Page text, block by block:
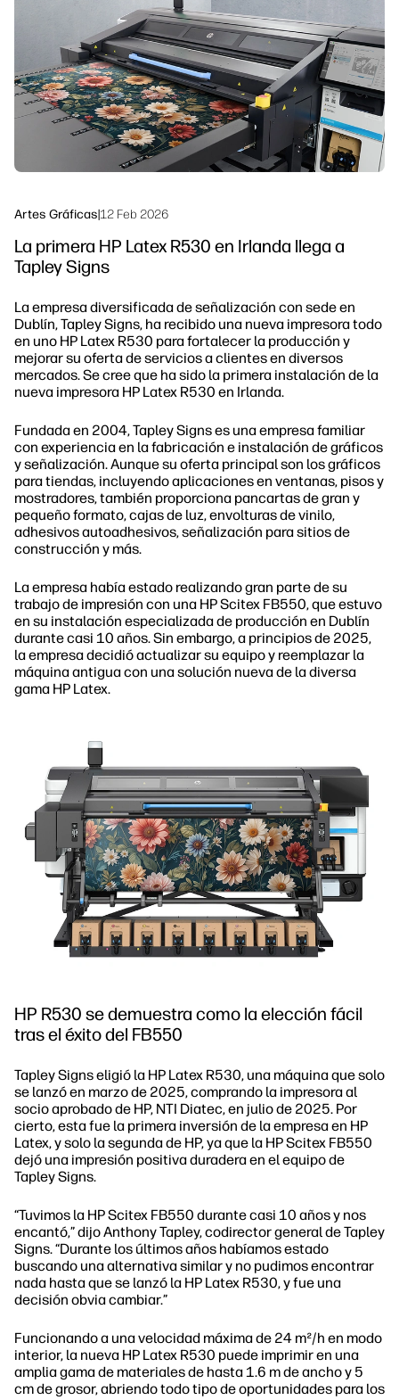
linkedInfacebook
twitteryoutube
Soluciones de flujo de trabajo
Sostenibilidad
Artes Gráficas|12 Feb 2026
La primera HP Latex R530 en Irlanda llega a
Tapley Signs
La empresa diversificada de señalización con sede en
Dublín, Tapley Signs, ha recibido una nueva impresora todo
en uno HP Latex R530 para fortalecer la producción y
mejorar su oferta de servicios a clientes en diversos
mercados. Se cree que ha sido la primera instalación de la
nueva impresora HP Latex R530 en Irlanda.
Fundada en 2004, Tapley Signs es una empresa familiar
con experiencia en la fabricación e instalación de gráficos
y señalización. Aunque su oferta principal son los gráficos
para tiendas, incluyendo aplicaciones en ventanas, pisos y
mostradores, también proporciona pancartas de gran y
pequeño formato, cajas de luz, envolturas de vinilo,
adhesivos autoadhesivos, señalización para sitios de
construcción y más.
La empresa había estado realizando gran parte de su
trabajo de impresión con una HP Scitex FB550, que estuvo
en su instalación especializada de producción en Dublín
durante casi 10 años. Sin embargo, a principios de 2025,
la empresa decidió actualizar su equipo y reemplazar la
máquina antigua con una solución nueva de la diversa
gama HP Latex.
HP R530 se demuestra como la elección fácil
tras el éxito del FB550
Tapley Signs eligió la HP Latex R530, una máquina que solo
se lanzó en marzo de 2025, comprando la impresora al
socio aprobado de HP, NTI Diatec, en julio de 2025. Por
cierto, esta fue la primera inversión de la empresa en HP
Latex, y solo la segunda de HP, ya que la HP Scitex FB550
dejó una impresión positiva duradera en el equipo de
Tapley Signs.
“Tuvimos la HP Scitex FB550 durante casi 10 años y nos
encantó,” dijo Anthony Tapley, codirector general de Tapley
Signs. “Durante los últimos años habíamos estado
buscando una alternativa similar y no pudimos encontrar
nada hasta que se lanzó la HP Latex R530, y fue una
decisión obvia cambiar.”
Funcionando a una velocidad máxima de 24 m²/h en modo
interior, la nueva HP Latex R530 puede imprimir en una
amplia gama de materiales de hasta 1.6 m de ancho y 5
cm de grosor, abriendo todo tipo de oportunidades para los